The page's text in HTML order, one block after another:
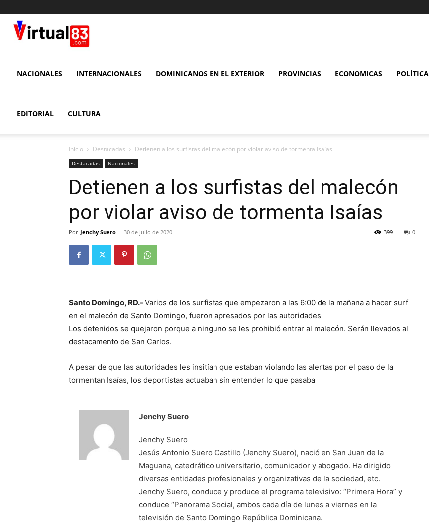
83
NACIONALES INTERNACIONALES DOMINICANOS EN EL EXTERIOR PROVINCIAS ECONOMICAS POLÍTICA
EDITORIAL CULTURA
Inicio Destacadas Detienen a los surfistas del malecón por violar aviso de tormenta Isaías
Destacadas Nacionales
Detienen a los surfistas del malecón
por violar aviso de tormenta Isaías
Por Jenchy Suero - 30 de julio de 2020 0
399
Santo Domingo, RD.- Varios de los surfistas que empezaron a las 6:00 de la mañana a hacer surf
en el malecón de Santo Domingo, fueron apresados por las autoridades.
Los detenidos se quejaron porque a ninguno se les prohibió entrar al malecón. Serán llevados al
destacamento de San Carlos.
A pesar de que las autoridades les insitían que estaban violando las alertas por el paso de la
tormentan Isaías, los deportistas actuaban sin entender lo que pasaba
Jenchy Suero
Jenchy Suero
Jesús Antonio Suero Castillo (Jenchy Suero), nació en San Juan de la
Maguana, catedrático universitario, comunicador y abogado. Ha dirigido
diversas entidades profesionales y organizativas de la sociedad, etc.
Jenchy Suero, conduce y produce el programa televisivo: “Primera Hora” y
conduce “Panorama Social, ambos cada día de lunes a viernes en la
televisión de Santo Domingo República Dominicana.